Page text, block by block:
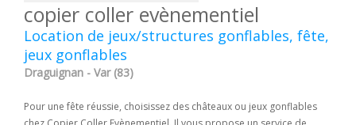
copier coller evènementiel
Location de jeux/structures gonflables, fête,
jeux gonflables
Draguignan - Var (83)
Pour une fête réussie, choisissez des châteaux ou jeux gonflables